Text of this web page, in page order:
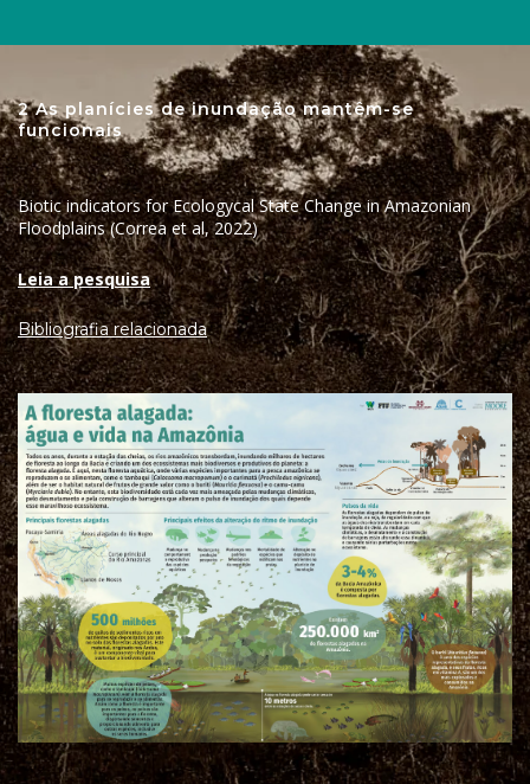
2 As planícies de inundação mantêm-se
funcionais
Biotic indicators for Ecologycal State Change in Amazonian
Floodplains (Correa et al, 2022)
Leia a pesquisa
Bibliografia relacionada